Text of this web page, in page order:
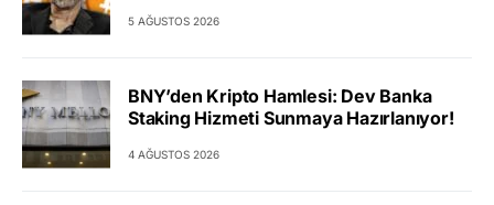
5 AĞUSTOS 2026
BNY’den Kripto Hamlesi: Dev Banka
Staking Hizmeti Sunmaya Hazırlanıyor!
4 AĞUSTOS 2026